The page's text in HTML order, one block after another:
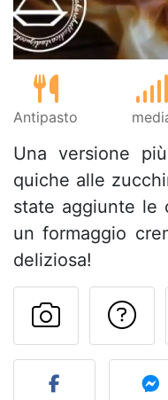
Antipasto
Una versione
quiche alle
state aggiunte le
un formaggio
deliziosa!